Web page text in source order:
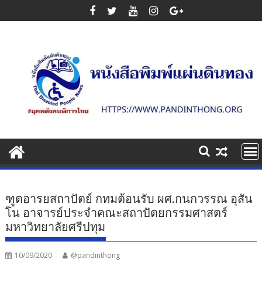
to
ฑูตอารยสถาปัตย์ กทมต้อนรับ ผศ.กนกวรรณ อุสัน
โน อาจารย์ประจำคณะสถาปัตยกรรมศาสตร์
มหาวิทยาลัยศรีปทุม
10/09/2020 @pandinthong